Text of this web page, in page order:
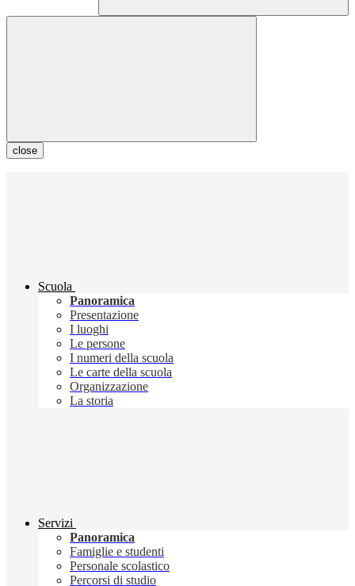
close
Scuola
Panoramica
Presentazione
I luoghi
Le persone
I numeri della scuola
Le carte della scuola
Organizzazione
La storia
Servizi
Panoramica
Famiglie e studenti
Personale scolastico
Percorsi di studio